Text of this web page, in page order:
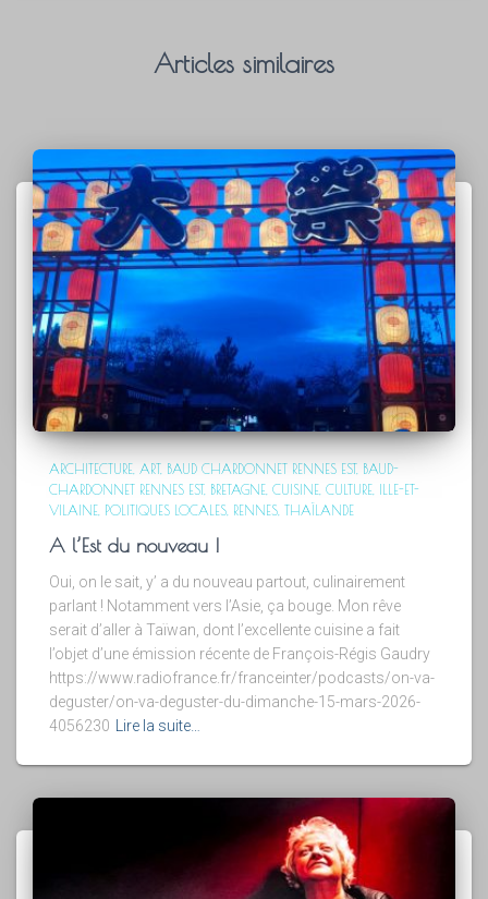
Articles similaires
ARCHITECTURE ART BAUD CHARDONNET RENNES EST BAUD-
CHARDONNET RENNES EST BRETAGNE CUISINE CULTURE ILLE-ET-
VILAINE POLITIQUES LOCALES RENNES THAÏLANDE
A l’Est du nouveau !
Oui, on le sait, y’ a du nouveau partout, culinairement
parlant ! Notamment vers l’Asie, ça bouge. Mon rêve
serait d’aller à Taïwan, dont l’excellente cuisine a fait
l’objet d’une émission récente de François-Régis Gaudry
https://www.radiofrance.fr/franceinter/podcasts/on-va-
deguster/on-va-deguster-du-dimanche-15-mars-2026-
4056230
Lire la suite…